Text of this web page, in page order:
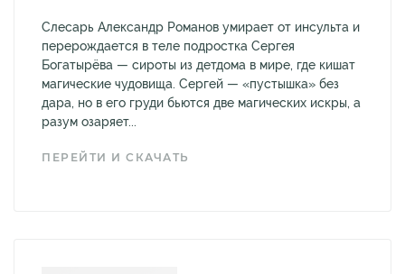
Слесарь Александр Романов умирает от инсульта и
перерождается в теле подростка Сергея
Богатырёва — сироты из детдома в мире, где кишат
магические чудовища. Сергей — «пустышка» без
дара, но в его груди бьются две магических искры, а
разум озаряет...
ПЕРЕЙТИ И СКАЧАТЬ